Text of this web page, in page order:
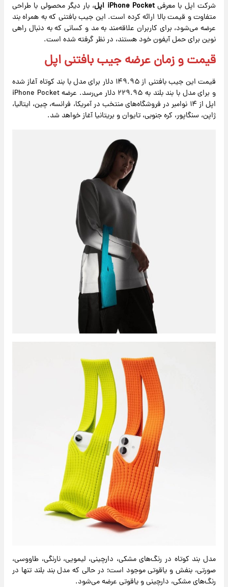
شرکت اپل با معرفیiPhone Pocket اپل
، بار دیگر محصولی با طراحی
متفاوت و قیمت بالا ارائه کرده است. این جیب بافتنی که به همراه بند
عرضه می‌شود، برای کاربران علاقه‌مند به مد و کسانی که به دنبال راهی
نوین برای حمل آیفون خود هستند، در نظر گرفته شده است.
قیمت و زمان عرضه جیب بافتنی اپل
قیمت این جیب بافتنی از ۱۴۹.۹۵ دلار برای مدل با بند کوتاه آغاز شده
و برای مدل با بند بلند به ۲۲۹.۹۵ دلار می‌رسد. عرضه iPhone Pocket
اپل از ۱۴ نوامبر در فروشگاه‌های منتخب در آمریکا، فرانسه، چین، ایتالیا،
ژاپن، سنگاپور، کره جنوبی، تایوان و بریتانیا آغاز خواهد شد.
مدل بند کوتاه در رنگ‌های مشکی، دارچینی، لیمویی، نارنگی، طاووسی،
صورتی، بنفش و یاقوتی موجود است؛ در حالی که مدل بند بلند تنها در
رنگ‌های مشکی، دارچینی و یاقوتی عرضه می‌شود.